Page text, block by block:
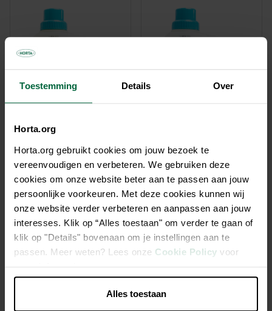
Toestemming Details Over
Horta.org
Horta.org gebruikt cookies om jouw bezoek te
vereenvoudigen en verbeteren. We gebruiken deze
cookies om onze website beter aan te passen aan jouw
persoonlijke voorkeuren. Met deze cookies kunnen wij
onze website verder verbeteren en aanpassen aan jouw
interesses. Klik op “Alles toestaan" om verder te gaan of
klik op "Details" bovenaan om je instellingen aan te
passen. Meer weten? Lees onze Cookie Policy voor
meer informatie.
Alles toestaan
Alles reiniger 1L Enzymatische ontstopper 1L